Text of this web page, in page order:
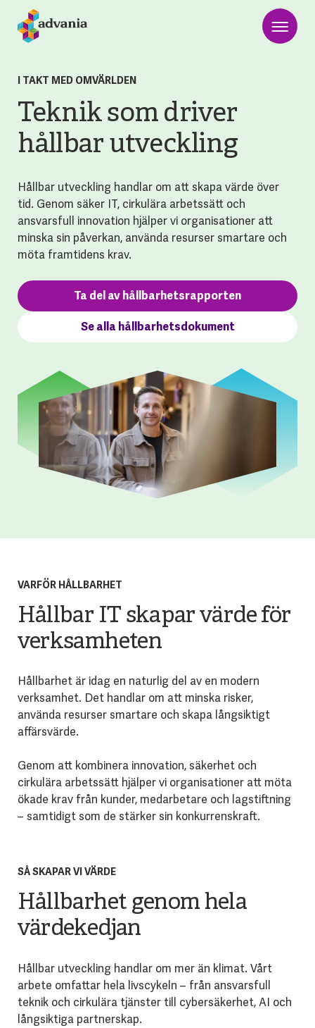
I TAKT MED OMVÄRLDEN
Teknik som driver
hållbar utveckling
Hållbar utveckling handlar om att skapa värde över
tid. Genom säker IT, cirkulära arbetssätt och
ansvarsfull innovation hjälper vi organisationer att
minska sin påverkan, använda resurser smartare och
möta framtidens krav.
Ta del av hållbarhetsrapporten
Se alla hållbarhetsdokument
VARFÖR HÅLLBARHET
Hållbar IT skapar värde för
verksamheten
Hållbarhet är idag en naturlig del av en modern
verksamhet. Det handlar om att minska risker,
använda resurser smartare och skapa långsiktigt
affärsvärde.
Genom att kombinera innovation, säkerhet och
cirkulära arbetssätt hjälper vi organisationer att möta
ökade krav från kunder, medarbetare och lagstiftning
– samtidigt som de stärker sin konkurrenskraft.
SÅ SKAPAR VI VÄRDE
Hållbarhet genom hela
värdekedjan
Hållbar utveckling handlar om mer än klimat. Vårt
arbete omfattar hela livscykeln – från ansvarsfull
teknik och cirkulära tjänster till cybersäkerhet, AI och
långsiktiga partnerskap.